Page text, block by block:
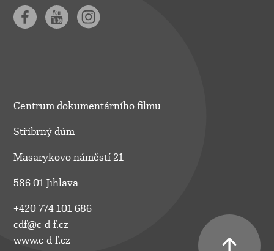
Centrum dokumentárního filmu
Stříbrný dům
Masarykovo náměstí 21
586 01 Jihlava
+420 774 101 686
cdf@c-d-f.cz
www.c-d-f.cz